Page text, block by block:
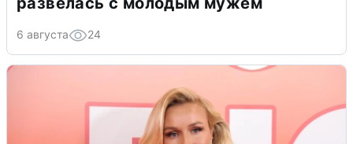
6 августа 24